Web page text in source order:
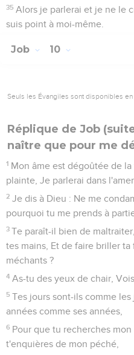
35 Alors je parlerai et je ne le
suis point à moi-même.
Job 10
Seuls les Évangiles sont disponibles
Réplique de Job
naître que pour me
1 Mon âme est dégoûtée de
plainte, Je parlerai dans
2 Je dis à Dieu : Ne me
pourquoi tu me prends à
3 Te paraît-il bien de
tes mains, Et de faire briller
méchants ?
4 As-tu des yeux de chair,
5 Tes jours sont-ils comme
années comme ses années,
6 Pour que tu recherches
t'enquières de mon péché,